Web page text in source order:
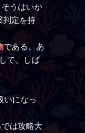
うはいか
判定を持
である。あ
て、しば
いになっ
は攻略大